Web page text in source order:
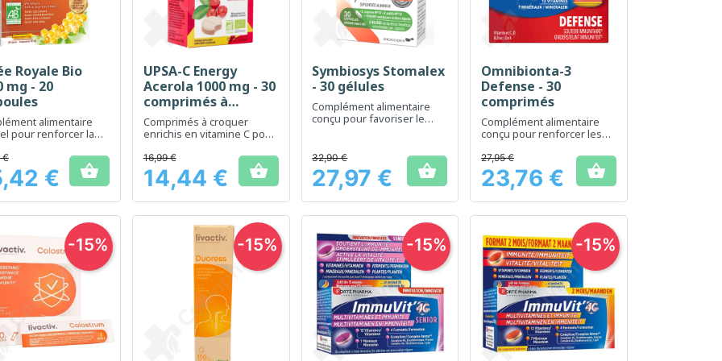
Aperçu rapide
Royale Bio
mg - 20
alimentaire
pour renforcer la
€
€ 
Aperçu rapide
UPSA-C Energy
Acerola 1000 mg - 30
comprimés à
croquer
Comprimés à croquer
enrichis en vitamine C pour
quotidien
Prix
16,99 €
14,44 € 
Aperçu rapide
Symbiosys Stomalex
- 30 gélules
Complément alimentaire
conçu pour favoriser le
Prix
32,90 €
27,97 € 
 Aperçu rapide
Omnibionta-3
Defense - 30
comprimés
Complément alimentaire
conçu pour renforcer les
l'organisme
Prix
27,95 €
23,76 € 
-15% -15% -15% -15%